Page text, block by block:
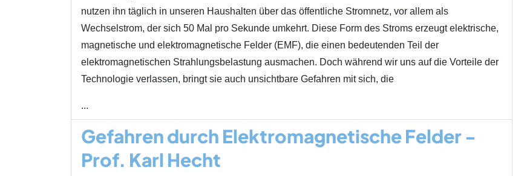
nutzen ihn täglich in unseren Haushalten über das öffentliche Stromnetz, vor allem als
Wechselstrom, der sich 50 Mal pro Sekunde umkehrt. Diese Form des Stroms erzeugt elektrische,
magnetische und elektromagnetische Felder (EMF), die einen bedeutenden Teil der
elektromagnetischen Strahlungsbelastung ausmachen. Doch während wir uns auf die Vorteile der
Technologie verlassen, bringt sie auch unsichtbare Gefahren mit sich, die
...
Gefahren durch Elektromagnetische Felder -
Prof. Karl Hecht